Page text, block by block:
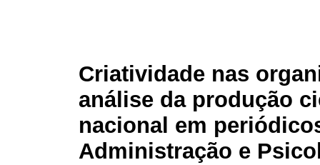
Criatividade nas
análise da produção
nacional em
Administração e